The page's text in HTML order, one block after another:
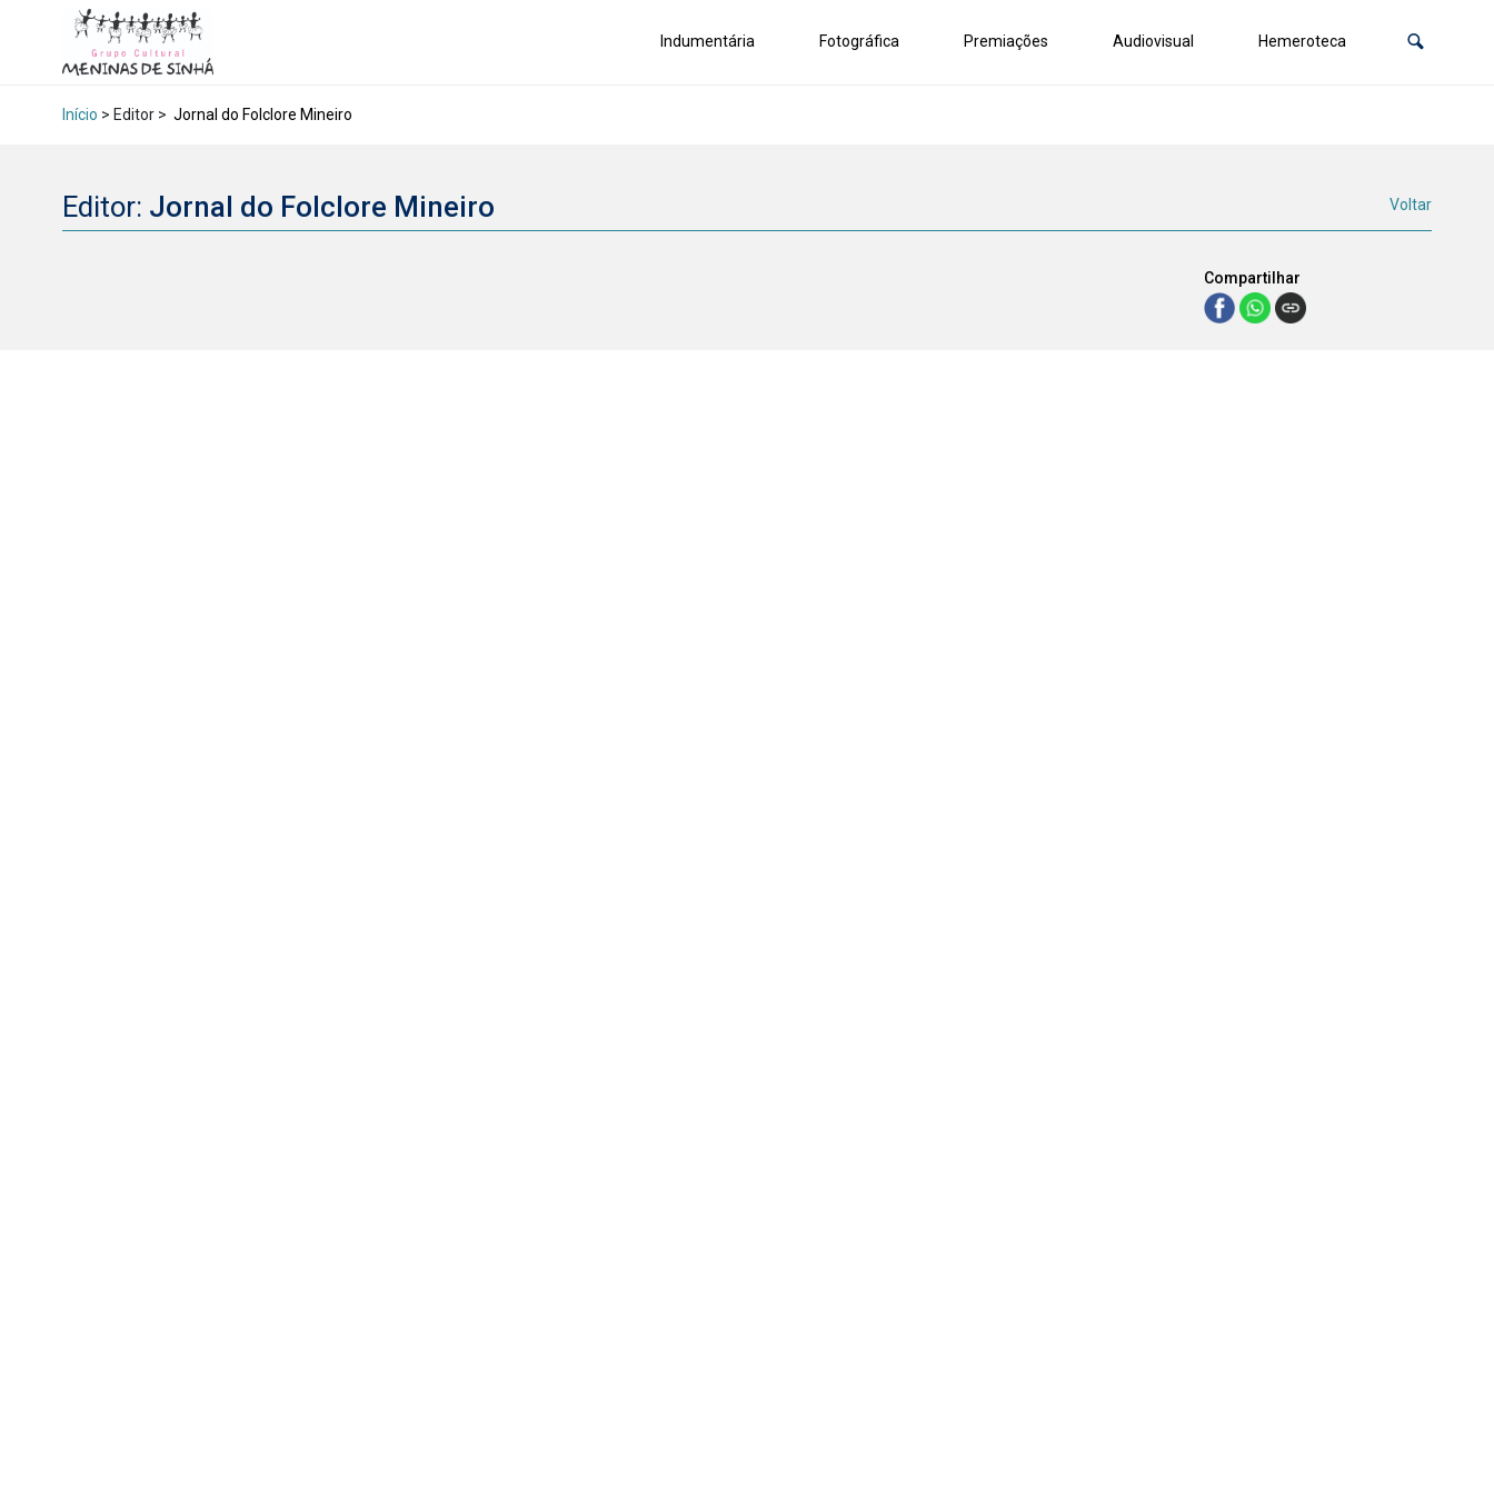
Indumentária Fotográfica Premiações Audiovisual Hemeroteca
Início > Editor > Jornal do Folclore Mineiro
Editor: Jornal do Folclore Mineiro Voltar
Compartilhar